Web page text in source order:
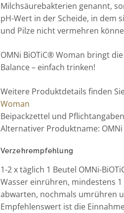
Milchsäurebakterien genannt,
pH-Wert in der Scheide, in dem
und Pilze nicht vermehren
OMNi BiOTiC® Woman bringt
Balance – einfach trinken!
Weitere Produktdetails finden
Woman
Beipackzettel und
Alternativer Produktname: OMNi
Verzehrempfehlung
1-2 x täglich 1 Beutel OMNi-
Wasser einrühren, mindestens
abwarten, nochmals umrühren
Empfehlenswert ist die